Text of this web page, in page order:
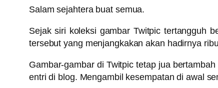
Salam sejahtera buat semua.
Sejak siri koleksi gambar Twitpic tertangguh
tersebut yang menjangkakan akan hadirnya
Gambar-gambar di Twitpic tetap jua
entri di blog. Mengambil kesempatan di awal